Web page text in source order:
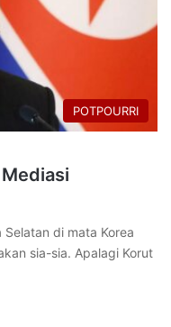
POTPOURRI
di mata Korea
sia-sia. Apalagi Korut